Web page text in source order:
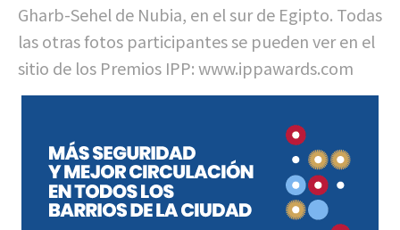
Gharb-Sehel de Nubia, en el sur de Egipto. Todas
las otras fotos participantes se pueden ver en el
sitio de los Premios IPP: www.ippawards.com